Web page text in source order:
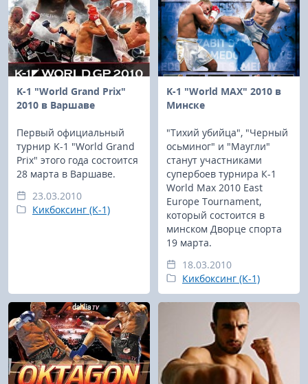
K-1 "World Grand Prix"
2010 в Варшаве
Первый официальный
турнир K-1 "World Grand
Prix" этого года состоится
28 марта в Варшаве.
23.03.2010
Кикбоксинг (К-1)
K-1 "World MAX" 2010 в
Минске
"Тихий убийца", "Черный
осьминог" и "Маугли"
станут участниками
супербоев турнира К-1
World Max 2010 East
Europe Tournament,
который состоится в
минском Дворце спорта
19 марта.
18.03.2010
Кикбоксинг (К-1)